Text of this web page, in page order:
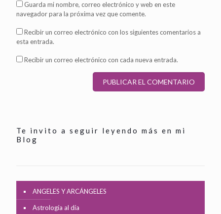
Guarda mi nombre, correo electrónico y web en este
navegador para la próxima vez que comente.
Recibir un correo electrónico con los siguientes comentarios a
esta entrada.
Recibir un correo electrónico con cada nueva entrada.
Te invito a seguir leyendo más en mi
Blog
ANGELES Y ARCÁNGELES
Astrología al día